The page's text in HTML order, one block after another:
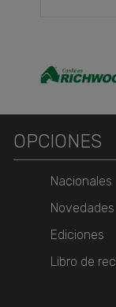
OPCIONES
Nacionales
Novedades
Ediciones
Libro de